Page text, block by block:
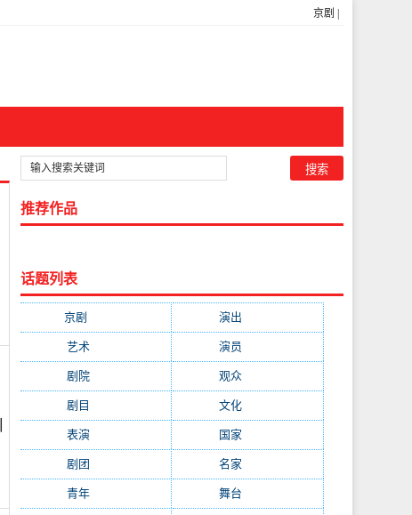
京剧
推荐作品
话题列表
京剧 演出
艺术 演员
剧院 观众(2300)
剧目 文化(1664)
表演 国家
剧团 名家
青年 舞台